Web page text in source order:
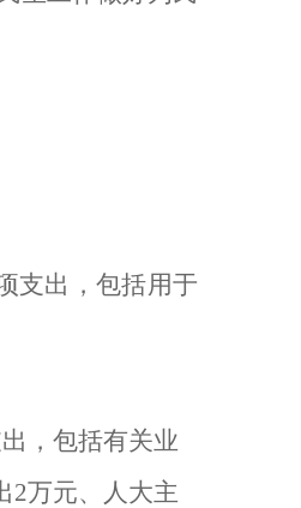
支出，包括用于
，包括有关业
2万元、人大主